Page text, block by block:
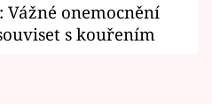
Vážné onemocnění
s kouřením